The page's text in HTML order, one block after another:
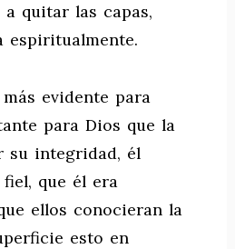
quitar las capas,
espiritualmente.
evidente para
para Dios que la
su integridad, él
que él era
ellos conocieran la
esto en